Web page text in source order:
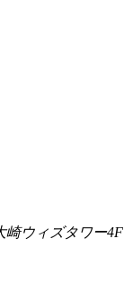
崎ウィズタワー4F